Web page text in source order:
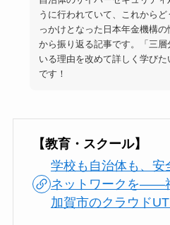
うに行われていて、これからど
っかけとなった日本年金機構
から振り返る記事です。「三層
いる理由を改めて詳しく学びた
です！
【教育・スクール】
学校も自治体も、安
ネットワークを――
加賀市のクラウド